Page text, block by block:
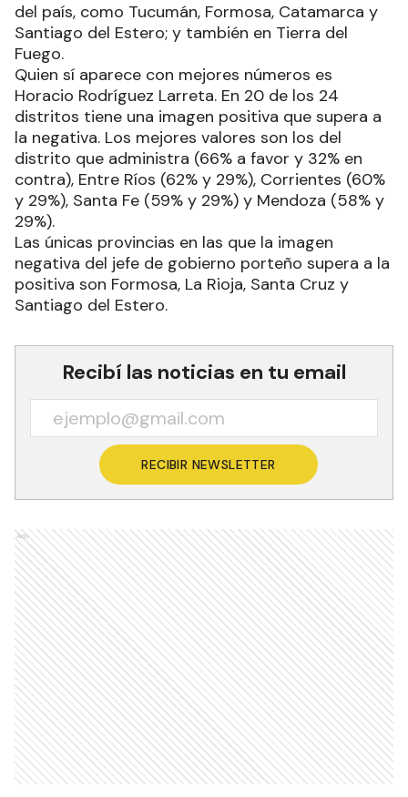
del país, como Tucumán, Formosa, Catamarca y
Santiago del Estero; y también en Tierra del
Fuego.
Quien sí aparece con mejores números es
Horacio Rodríguez Larreta. En 20 de los 24
distritos tiene una imagen positiva que supera a
la negativa. Los mejores valores son los del
distrito que administra (66% a favor y 32% en
contra), Entre Ríos (62% y 29%), Corrientes (60%
y 29%), Santa Fe (59% y 29%) y Mendoza (58% y
29%).
Las únicas provincias en las que la imagen
negativa del jefe de gobierno porteño supera a la
positiva son Formosa, La Rioja, Santa Cruz y
Santiago del Estero.
Recibí las noticias en tu email
RECIBIR NEWSLETTER
Ads